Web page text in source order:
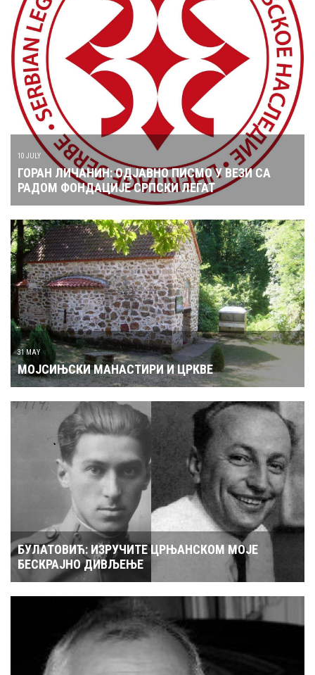
10 JULY
ГОРАН ЛИЧАНИН: ОДЈАВНО ПИСМО У ВЕЗИ СА
РАДОМ ФОНДАЦИЈЕ СРПСКИ ЛЕГАТ
31 MAY
МОЈСИЊСКИ МАНАСТИРИ И ЦРКВЕ
БУЛАТОВИЋ: ИЗРУЧИТЕ ЦРЊАНСКОМ МОЈЕ
БЕСКРАЈНО ДИВЉЕЊЕ